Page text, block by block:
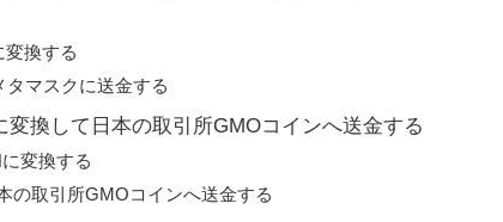
換する
マスクに送金する
変換して日本の取引所GMOコインへ送金する
変換する
の取引所GMOコインへ送金する